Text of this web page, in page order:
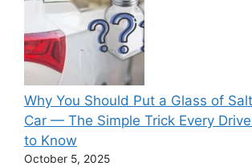
Why You Should Put a Glass of
Car — The Simple Trick Every
to Know
October 5, 2025